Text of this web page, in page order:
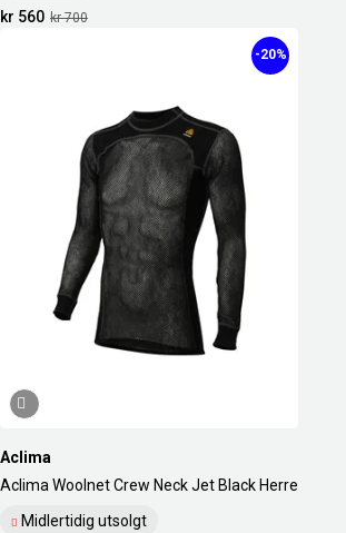
kr 700
kr 560
Aclima
Aclima Woolnet Crew Neck Jet Black Herre
Midlertidig utsolgt
-20%